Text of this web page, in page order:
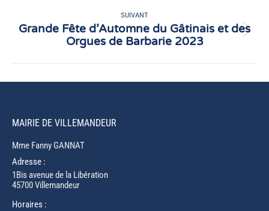
SUIVANT
Article
suivant
Grande Fête d’Automne du Gâtinais et des
Orgues de Barbarie 2023
MAIRIE DE VILLEMANDEUR
Mme Fanny GANNAT
Adresse :
1Bis avenue de la Libération
45700 Villemandeur
Horaires :